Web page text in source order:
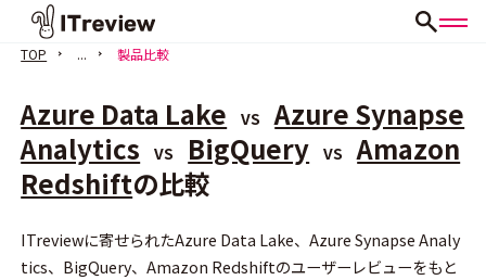
TOP ... 製品比較
Azure Data Lake VS
Azure Synapse
Analytics
VS BigQuery VS
Amazon
Redshiftの比較
ITreviewに寄せられたAzure Data Lake、Azure Synapse Analy
tics、BigQuery、Amazon Redshiftのユーザーレビューをもと